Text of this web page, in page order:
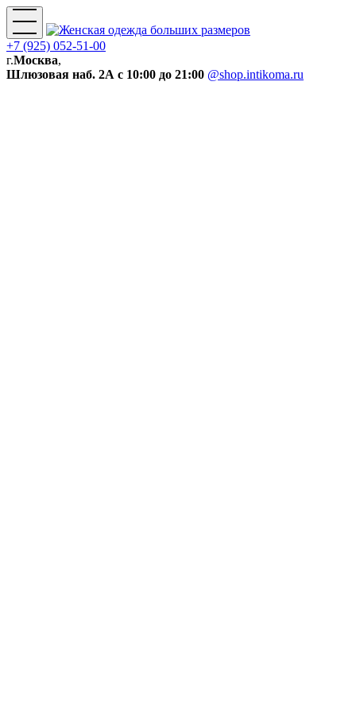
+7 (925) 052-51-00
г.Москва,
Шлюзовая наб. 2А с 10:00 до 21:00 @shop.intikoma.ru